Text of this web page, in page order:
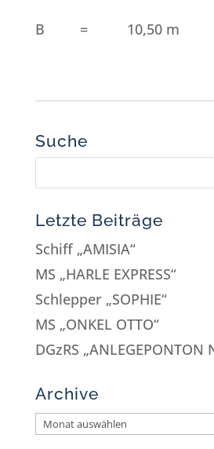
B = 10,50 m
Suche
Letzte Beiträge
Schiff „AMISIA“
MS „HARLE EXPRESS“
Schlepper „SOPHIE“
MS „ONKEL OTTO“
DGzRS „ANLEGEPONTON
Archive